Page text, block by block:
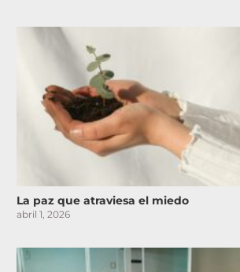
La paz que atraviesa el miedo
abril 1, 2026